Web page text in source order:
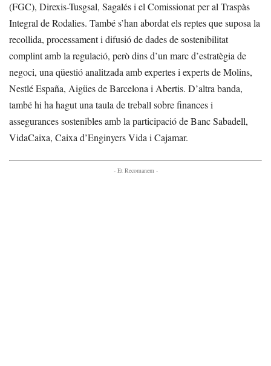
(FGC), Direxis-Tusgsal, Sagalés i el Comissionat per al Traspàs
Integral de Rodalies. També s’han abordat els reptes que suposa la
recollida, processament i difusió de dades de sostenibilitat
complint amb la regulació, però dins d’un marc d’estratègia de
negoci, una qüestió analitzada amb expertes i experts de Molins,
Nestlé España, Aigües de Barcelona i Abertis. D’altra banda,
també hi ha hagut una taula de treball sobre finances i
assegurances sostenibles amb la participació de Banc Sabadell,
VidaCaixa, Caixa d’Enginyers Vida i Cajamar.
- Et Recomanem -